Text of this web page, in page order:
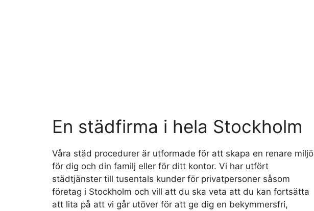
En städfirma i hela Stockholm
Våra städ procedurer är utformade för att skapa en renare miljö
för dig och din familj eller för ditt kontor. Vi har utfört
städtjänster till tusentals kunder för privatpersoner såsom
företag i Stockholm och vill att du ska veta att du kan fortsätta
att lita på att vi går utöver för att ge dig en bekymmersfri,